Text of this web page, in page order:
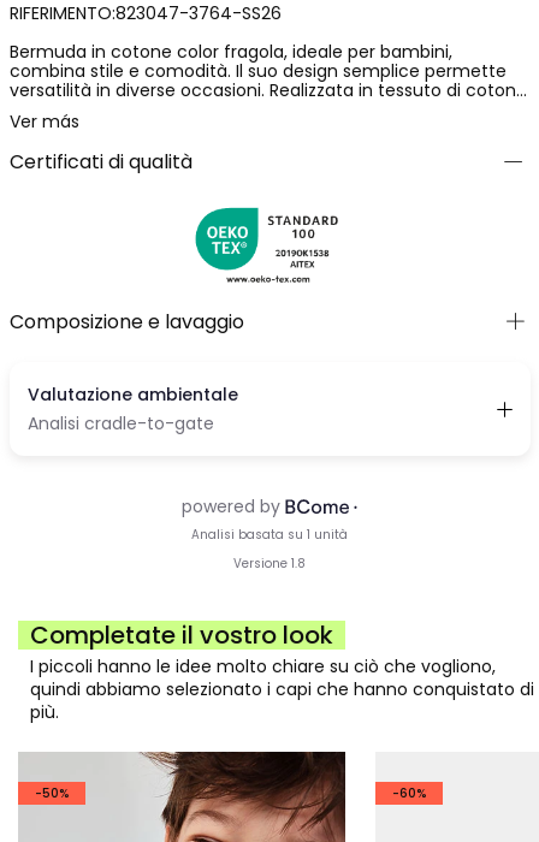
RIFERIMENTO:823047-3764-SS26
Bermuda in cotone color fragola, ideale per bambini,
combina stile e comodità. Il suo design semplice permette
versatilità in diverse occasioni. Realizzata in tessuto di cotone,
è morbida al tatto e fresca per i giorni caldi. Disponibile in
taglie da 12 mesi a 10 anni. La vita regolabile e le tasche
anteriori aggiungono funzionalità. Perfetta da abbinare con
magliette o bluse leggere, offre un look fresco e moderno.
Ver más
Certificati di qualità
Composizione e lavaggio
Completate il vostro look
I piccoli hanno le idee molto chiare su ciò che vogliono,
quindi abbiamo selezionato i capi che hanno conquistato di
più.
-50% -60%